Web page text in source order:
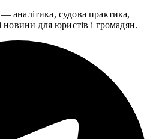
аналітика, судова практика,
новини для юристів і громадян.